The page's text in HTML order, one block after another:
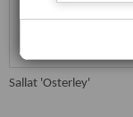
Sallat 'Osterley'